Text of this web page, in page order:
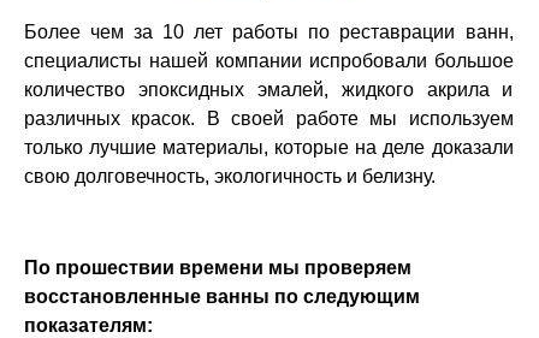
Более чем за 10 лет работы по реставрации ванн,
специалисты нашей компании испробовали большое
количество эпоксидных эмалей, жидкого акрила и
различных красок. В своей работе мы используем
только лучшие материалы, которые на деле доказали
свою долговечность, экологичность и белизну.
По прошествии времени мы проверяем
восстановленные ванны по следующим
показателям: